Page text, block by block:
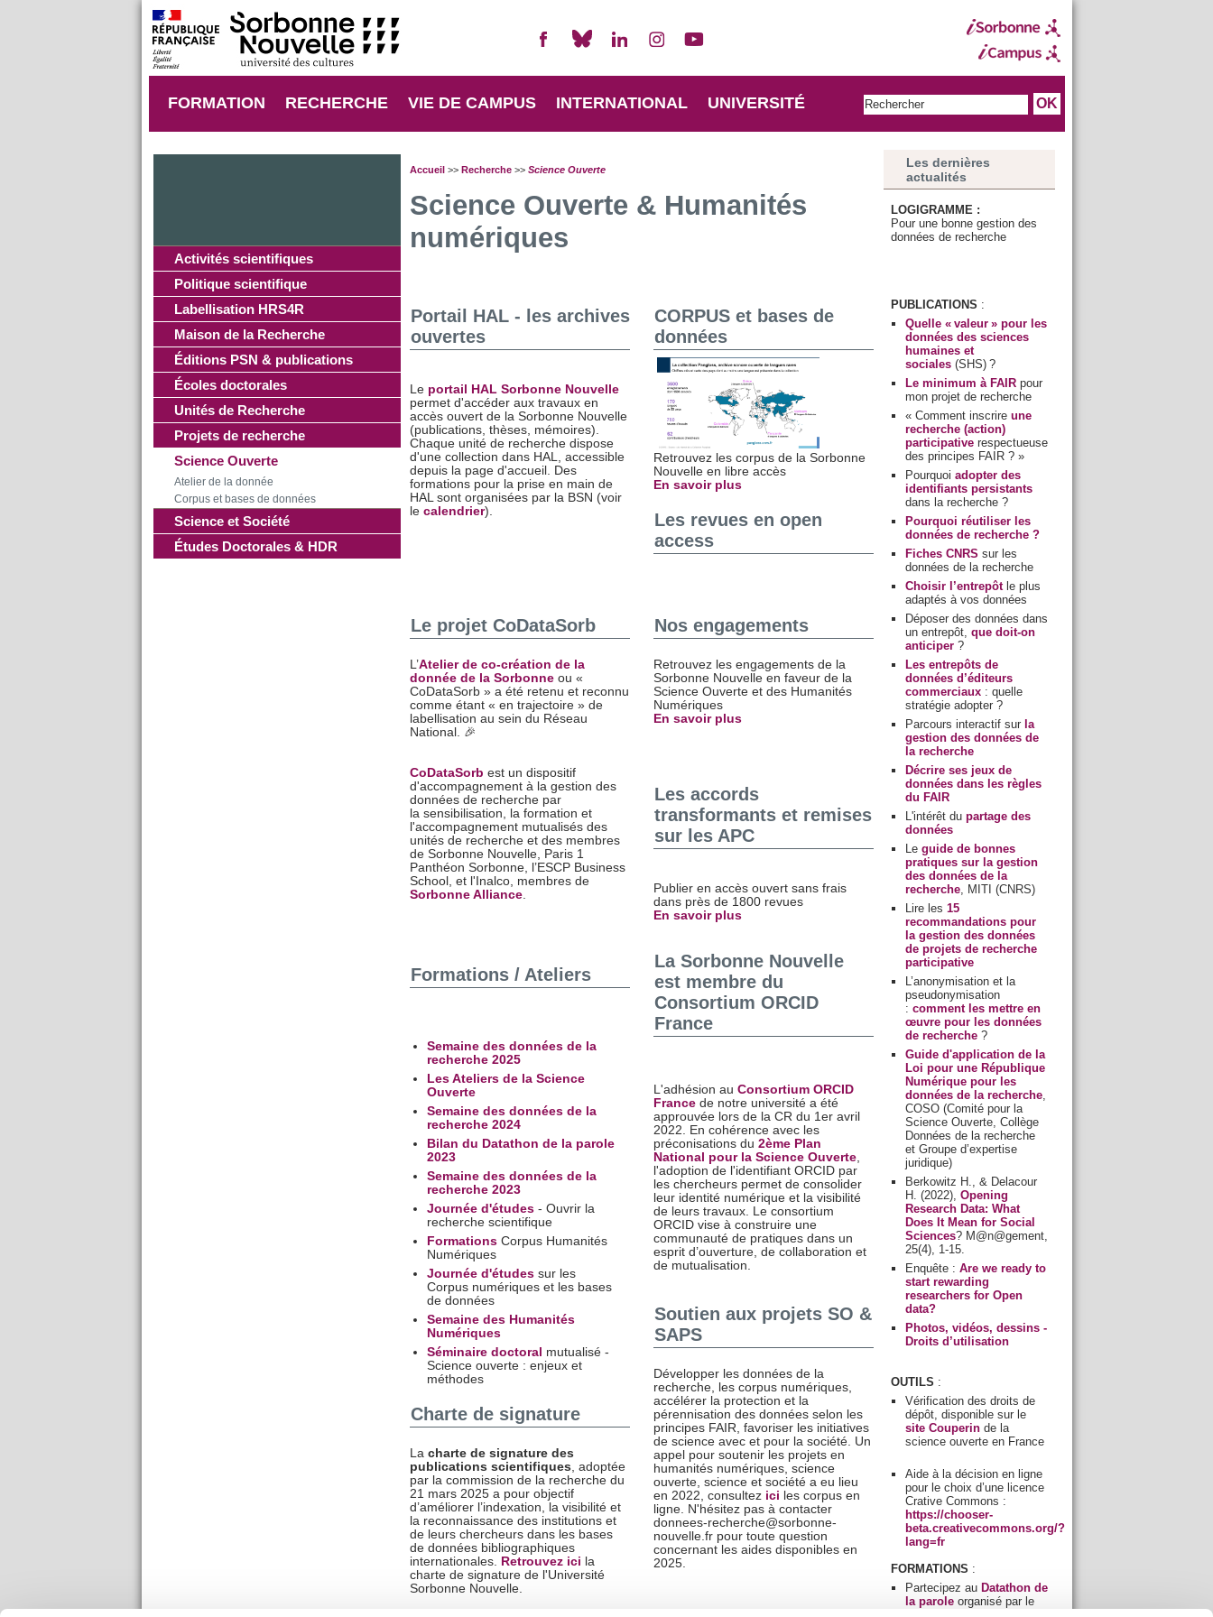
FORMATION RECHERCHE VIE DE CAMPUS INTERNATIONAL UNIVERSITÉ
Activités scientifiques
Politique scientifique
Labellisation HRS4R
Maison de la Recherche
Éditions PSN & publications
Écoles doctorales
Unités de Recherche
Projets de recherche
Science Ouverte
Atelier de la donnée
Corpus et bases de données
Science et Société
Études Doctorales & HDR
Accueil>> Recherche>> Science Ouverte
Science Ouverte & Humanités
numériques
Portail HAL - les archives
ouvertes
Le portail HAL Sorbonne Nouvelle
permet d'accéder aux travaux en
accès ouvert de la Sorbonne Nouvelle
(publications, thèses, mémoires).
Chaque unité de recherche dispose
d'une collection dans HAL, accessible
depuis la page d'accueil. Des
formations pour la prise en main de
HAL sont organisées par la BSN (voir
le calendrier).
CORPUS et bases de
données
Retrouvez les corpus de la Sorbonne
Nouvelle en libre accès
En savoir plus
Les revues en open
access
Le projet CoDataSorb
L’Atelier de co-création de la
donnée de la Sorbonneou «
CoDataSorb » a été retenu et reconnu
comme étant « en trajectoire » de
labellisation au sein du Réseau
National. 🎉
CoDataSorb est un dispositif
d'accompagnement à la gestion des
données de recherche par
la sensibilisation, la formation et
l'accompagnement mutualisés des
unités de recherche et des membres
de Sorbonne Nouvelle, Paris 1
Panthéon Sorbonne, l’ESCP Business
School, et l'Inalco, membres de
Sorbonne Alliance.
Nos engagements
Retrouvez les engagements de la
Sorbonne Nouvelle en faveur de la
Science Ouverte et des Humanités
Numériques
En savoir plus
Les accords
transformants et remises
sur les APC
Publier en accès ouvert sans frais
dans près de 1800 revues
En savoir plus
Formations / Ateliers
Semaine des données de la
recherche 2025
Les Ateliers de la Science
Ouverte
Semaine des données de la
recherche 2024
Bilan du Datathon de la parole
2023
Semaine des données de la
recherche 2023
Journée d'études- Ouvrir la
recherche scientifique
FormationsCorpus Humanités
Numériques
Journée d'étudessur les
Corpus numériques et les bases
de données
Semaine des Humanités
Numériques
Séminaire doctoral mutualisé -
Science ouverte : enjeux et
méthodes
Charte de signature
La charte de signature des
publications scientifiques, adoptée
par la commission de la recherche du
21 mars 2025 a pour objectif
d’améliorer l’indexation, la visibilité et
la reconnaissance des institutions et
de leurs chercheurs dans les bases
de données bibliographiques
internationales. Retrouvez ici la
charte de signature de l'Université
Sorbonne Nouvelle.
La Sorbonne Nouvelle
est membre du
Consortium ORCID
France
L'adhésion au Consortium ORCID
Francede notre université a été
approuvée lors de la CR du 1er avril
2022. En cohérence avec les
préconisations du 2ème Plan
National pour la Science Ouverte,
l'adoption de l'identifiant ORCID par
les chercheurs permet de consolider
leur identité numérique et la visibilité
de leurs travaux. Le consortium
ORCID vise à construire une
communauté de pratiques dans un
esprit d’ouverture, de collaboration et
de mutualisation.
Soutien aux projets SO &
SAPS
Développer les données de la
recherche, les corpus numériques,
accélérer la protection et la
pérennisation des données selon les
principes FAIR, favoriser les initiatives
de science avec et pour la société. Un
appel pour soutenir les projets en
humanités numériques, science
ouverte, science et société a eu lieu
en 2022, consultez ici les corpus en
ligne. N'hésitez pas à contacter
donnees-recherche@sorbonne-
nouvelle.fr pour toute question
concernant les aides disponibles en
2025.
Les dernières
actualités
LOGIGRAMME :
Pour une bonne gestion des
données de recherche
PUBLICATIONS :
Quelle « valeur » pour les
données des sciences
humaines et
sociales(SHS) ?
Le minimum à FAIRpour
mon projet de recherche
« Comment inscrire une
recherche (action)
participativerespectueuse
des principes FAIR ? »
Pourquoi adopter des
identifiants persistants
dans la recherche ?
Pourquoi réutiliser les
données de recherche ?
Fiches CNRS sur les
données de la recherche
Choisir l’entrepôtle plus
adaptés à vos données
Déposer des données dans
un entrepôt, que doit-on
anticiper?
Les entrepôts de
données d’éditeurs
commerciaux: quelle
stratégie adopter ?
Parcours interactif sur la
gestion des données de
la recherche
Décrire ses jeux de
données dans les règles
du FAIR
L'intérêt dupartage des
données
Le guide de bonnes
pratiques sur la gestion
des données de la
recherche, MITI (CNRS)
Lire les 15
recommandations pour
la gestion des données
de projets de recherche
participative
L’anonymisation et la
pseudonymisation
: comment les mettre en
œuvre pour les données
de recherche?
Guide d'application de la
Loi pour une République
Numérique pour les
données de la recherche,
COSO (Comité pour la
Science Ouverte, Collège
Données de la recherche
et Groupe d’expertise
juridique)
Berkowitz H., & Delacour
H. (2022), Opening
Research Data: What
Does It Mean for Social
Sciences? M@n@gement,
25(4), 1-15.
Enquête : Are we ready to
start rewarding
researchers for Open
data?
Photos, vidéos, dessins -
Droits d’utilisation
OUTILS :
Vérification des droits de
dépôt, disponible sur le
site Couperinde la
science ouverte en France
Aide à la décision en ligne
pour le choix d’une licence
Crative Commons :
https://chooser-
beta.creativecommons.org/?
lang=fr
FORMATIONS :
Partecipez au Datathon de
la paroleorganisé par le